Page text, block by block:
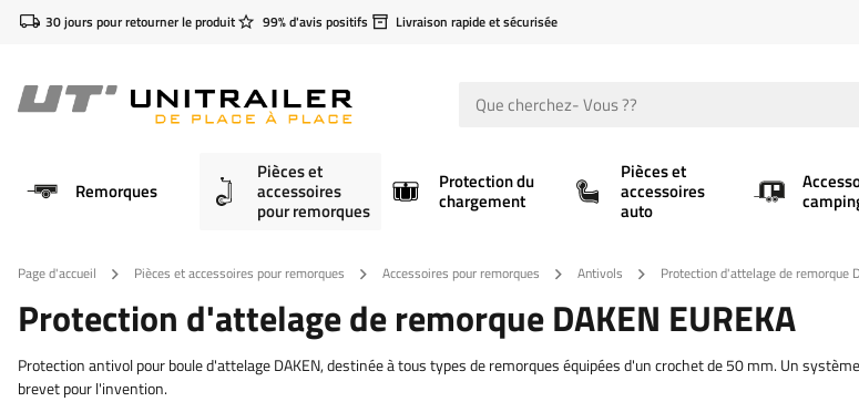
30 jours pour retourner le produit 99% d'avis positifs Livraison rapide et sécurisée
Remorques
Pièces et
accessoires
pour remorques
Protection du
chargement
Pièces et
accessoires
auto
Page d'accueil Pièces et accessoires pour remorques Accessoires pour remorques Antivols Protection d'attelage de remorque
Protection d'attelage de remorque DAKEN EUREKA
Protection antivol pour boule d'attelage DAKEN, destinée à tous types de remorques équipées d'un crochet de 50 mm. Un
brevet pour l'invention.